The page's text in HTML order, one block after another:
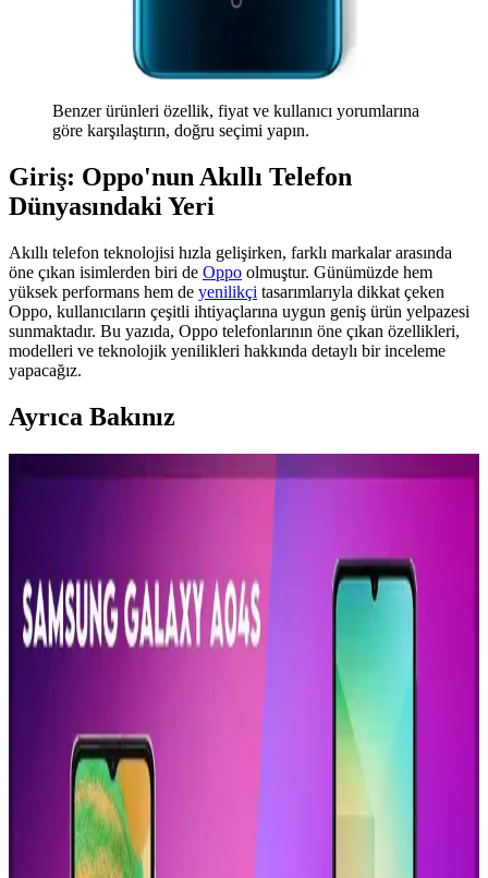
Benzer ürünleri özellik, fiyat ve kullanıcı yorumlarına
göre karşılaştırın, doğru seçimi yapın.
Giriş: Oppo'nun Akıllı Telefon
Dünyasındaki Yeri
Akıllı telefon teknolojisi hızla gelişirken, farklı markalar arasında
öne çıkan isimlerden biri de Oppo olmuştur. Günümüzde hem
yüksek performans hem de yenilikçi tasarımlarıyla dikkat çeken
Oppo, kullanıcıların çeşitli ihtiyaçlarına uygun geniş ürün yelpazesi
sunmaktadır. Bu yazıda, Oppo telefonlarının öne çıkan özellikleri,
modelleri ve teknolojik yenilikleri hakkında detaylı bir inceleme
yapacağız.
Ayrıca Bakınız
Büyük Ekranlı Telefon Seçenekleri ve Güncel
Geniş ekranlı telefonlar, multimedya ve oyun deneyimini artırırken,
teknik özellikler ve kullanım ihtiyaçlarına göre seçim yapmayı
kolaylaştırıyor. Güncel modeller ve trendler hakkında bilgi edin.
Günümüz Teknolojisinde Akıllı Cihazlar ve En Son
Günümüzde akıllı telefonlar, tabletler ve dizüstü bilgisayarlar
yaşamın vazgeçilmezleri haline geldi. Yüksek çözünürlüklü ekranlar,
gelişmiş özellikler ve yeni teknolojilerle donatılan bu cihazlar,
iletişimden eğlenceye birçok alanda fark yaratıyor.
Geleceğin Akıllı Telefonları ve Teknolojik Yenilikler:
Yapay Zeka ve Esnek Ekranlar